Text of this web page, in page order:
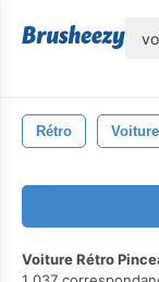
Rétro Voiture
Voiture Rétro